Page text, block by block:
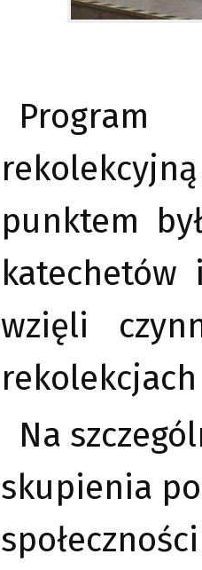
Program
punktem
katechetów
wzięli
Na
skupienia